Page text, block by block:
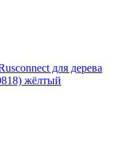
для дерева
жёлтый